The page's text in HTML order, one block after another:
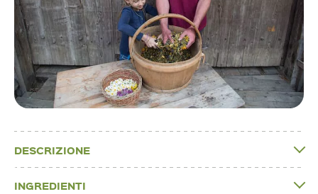
DESCRIZIONE
INGREDIENTI